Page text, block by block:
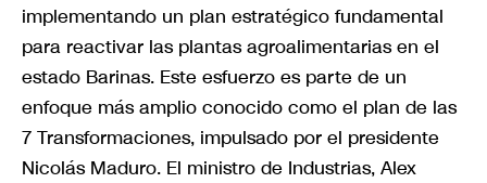
implementando un plan estratégico fundamental
para reactivar las plantas agroalimentarias en el
estado Barinas. Este esfuerzo es parte de un
enfoque más amplio conocido como el plan de las
7 Transformaciones, impulsado por el presidente
Nicolás Maduro. El ministro de Industrias, Alex